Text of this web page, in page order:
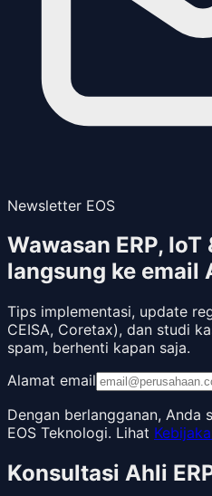
Newsletter EOS
Wawasan ERP,
langsung ke email
Tips implementasi, update
CEISA, Coretax), dan studi
spam, berhenti kapan saja.
Alamat email
Dengan berlangganan, Anda
EOS Teknologi. Lihat
Konsultasi Ahli